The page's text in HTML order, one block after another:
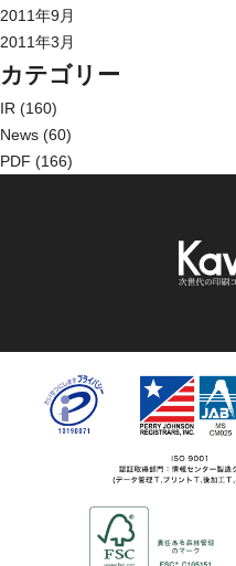
2011年9月
2011年3月
カテゴリー
IR (160)
News (60)
PDF (166)